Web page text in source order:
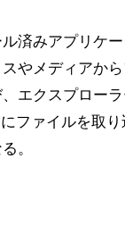
済みアプリケ
やメディアか
エクスプロー
ファイルを取
。